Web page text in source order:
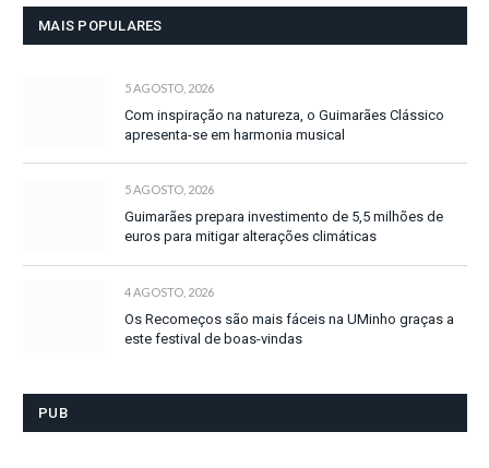
MAIS POPULARES
5 AGOSTO, 2026
Com inspiração na natureza, o Guimarães Clássico
apresenta-se em harmonia musical
5 AGOSTO, 2026
Guimarães prepara investimento de 5,5 milhões de
euros para mitigar alterações climáticas
4 AGOSTO, 2026
Os Recomeços são mais fáceis na UMinho graças a
este festival de boas-vindas
PUB